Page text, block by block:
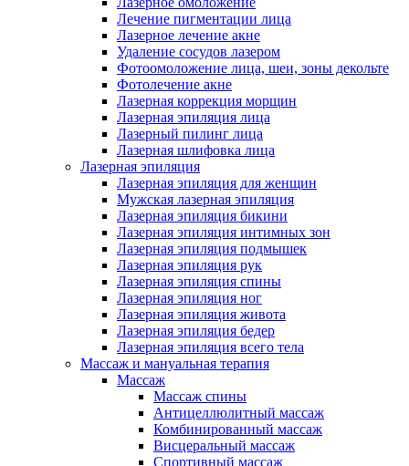
Лечение пигментации лица
Лазерное лечение акне
Удаление сосудов лазером
Фотоомоложение лица, шеи, зоны декольте
Фотолечение акне
Лазерная коррекция морщин
Лазерная эпиляция лица
Лазерный пилинг лица
Лазерная шлифовка лица
Лазерная эпиляция
Лазерная эпиляция для женщин
Мужская лазерная эпиляция
Лазерная эпиляция бикини
Лазерная эпиляция интимных зон
Лазерная эпиляция подмышек
Лазерная эпиляция рук
Лазерная эпиляция спины
Лазерная эпиляция ног
Лазерная эпиляция живота
Лазерная эпиляция бедер
Лазерная эпиляция всего тела
Массаж и мануальная терапия
Массаж
Массаж спины
Антицеллюлитный массаж
Комбинированный массаж
Висцеральный массаж
Спортивный массаж